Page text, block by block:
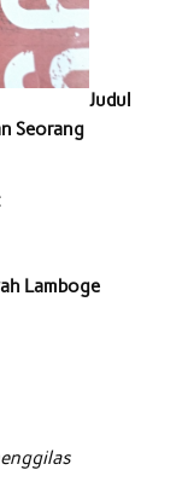
Judul
Seorang
Lamboge